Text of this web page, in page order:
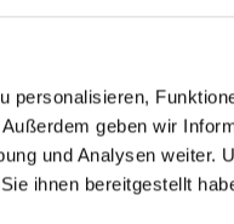
personalisieren,
geben wir
und Analysen weiter.
ihnen bereitgestellt